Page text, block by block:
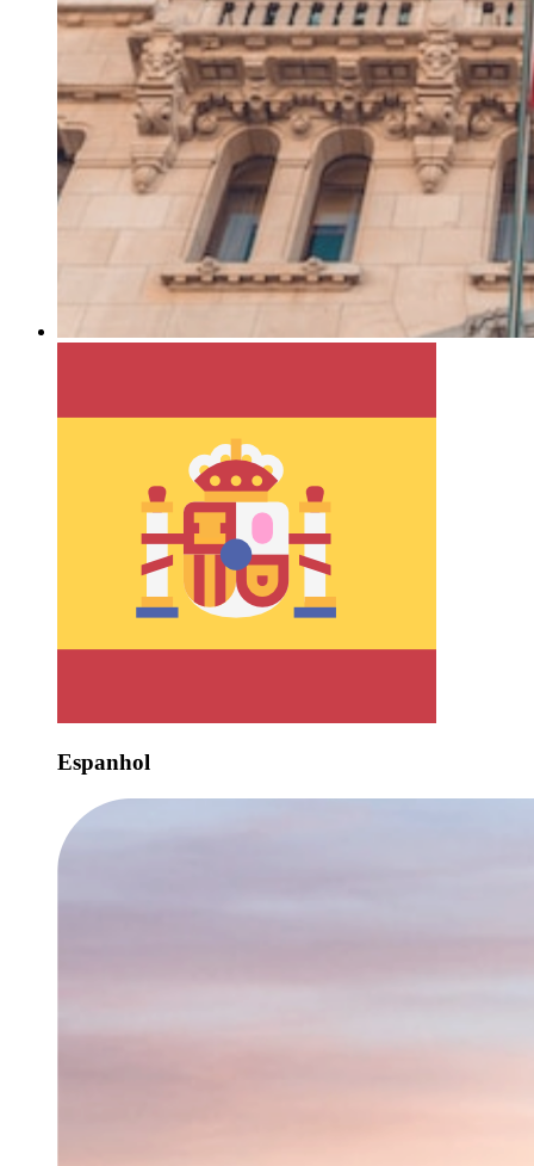
Espanhol